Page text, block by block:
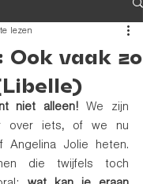
Ook vaak zo
lezen
niet alleen! We zijn
over iets, of we nu
Angelina Jolie heten.
die twijfels toch